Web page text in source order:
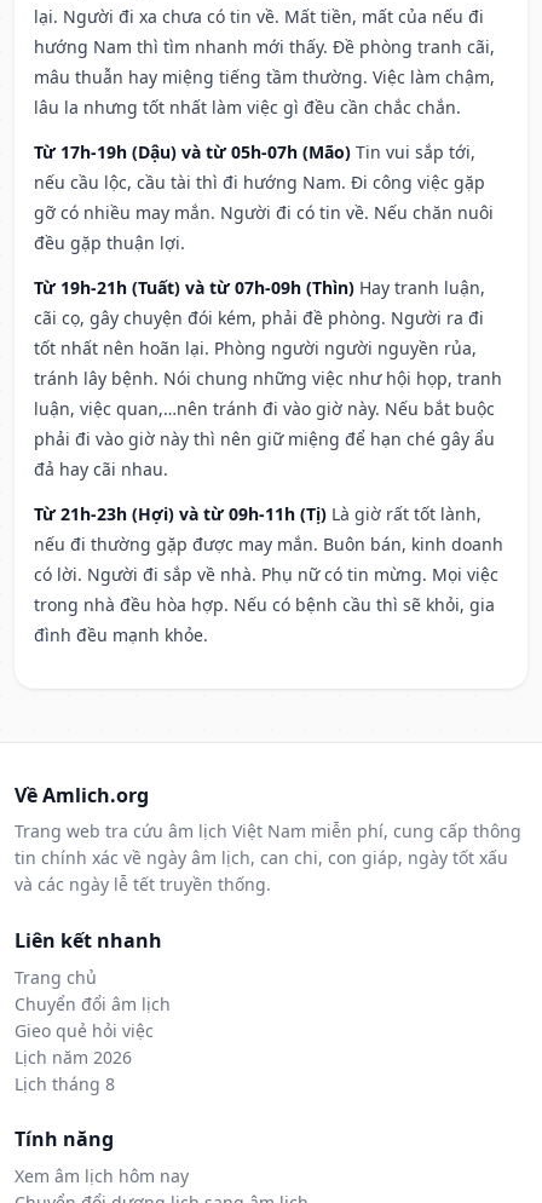
lại. Người đi xa chưa có tin về. Mất tiền, mất của nếu đi
hướng Nam thì tìm nhanh mới thấy. Đề phòng tranh cãi,
mâu thuẫn hay miệng tiếng tầm thường. Việc làm chậm,
lâu la nhưng tốt nhất làm việc gì đều cần chắc chắn.
Từ 17h-19h (Dậu) và từ 05h-07h (Mão) Tin vui sắp tới,
nếu cầu lộc, cầu tài thì đi hướng Nam. Đi công việc gặp
gỡ có nhiều may mắn. Người đi có tin về. Nếu chăn nuôi
đều gặp thuận lợi.
Từ 19h-21h (Tuất) và từ 07h-09h (Thìn) Hay tranh luận,
cãi cọ, gây chuyện đói kém, phải đề phòng. Người ra đi
tốt nhất nên hoãn lại. Phòng người người nguyền rủa,
tránh lây bệnh. Nói chung những việc như hội họp, tranh
luận, việc quan,…nên tránh đi vào giờ này. Nếu bắt buộc
phải đi vào giờ này thì nên giữ miệng để hạn ché gây ẩu
đả hay cãi nhau.
Từ 21h-23h (Hợi) và từ 09h-11h (Tị) Là giờ rất tốt lành,
nếu đi thường gặp được may mắn. Buôn bán, kinh doanh
có lời. Người đi sắp về nhà. Phụ nữ có tin mừng. Mọi việc
trong nhà đều hòa hợp. Nếu có bệnh cầu thì sẽ khỏi, gia
đình đều mạnh khỏe.
Về Amlich.org
Trang web tra cứu âm lịch Việt Nam miễn phí, cung cấp thông
tin chính xác về ngày âm lịch, can chi, con giáp, ngày tốt xấu
và các ngày lễ tết truyền thống.
Liên kết nhanh
Trang chủ
Chuyển đổi âm lịch
Gieo quẻ hỏi việc
Lịch năm 2026
Lịch tháng 8
Tính năng
Xem âm lịch hôm nay